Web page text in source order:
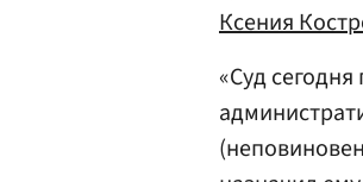
Ксения
«Суд